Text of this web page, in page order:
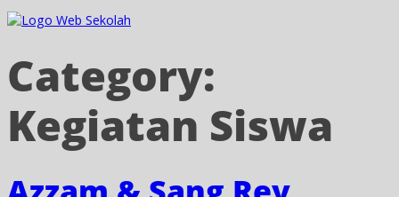
Category:
Kegiatan Siswa